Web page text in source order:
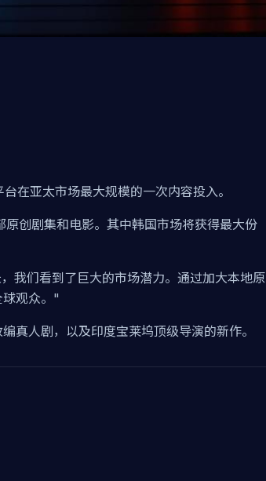
在亚太市场最大规模的一次内容投入。
创剧集和电影。其中韩国市场将获得最大份
我们看到了巨大的市场潜力。通过加大本地原
观众。"
真人剧，以及印度宝莱坞顶级导演的新作。